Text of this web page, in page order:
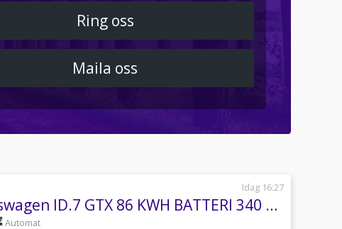
Ring oss
Maila oss
Idag 16:27
Volkswagen ID.7 GTX 86 KWH BATTERI 340 HK 1 VXL
Automat